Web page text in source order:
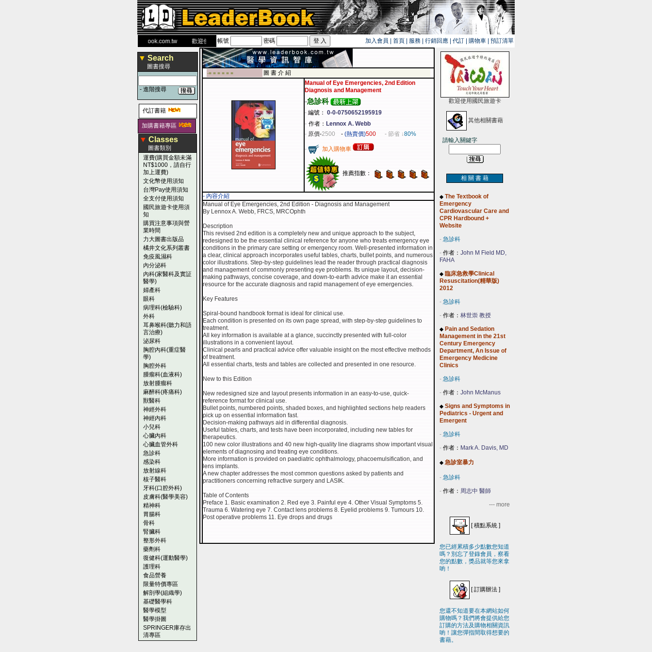
www.leaderbook.com.tw歡迎使用 國民旅遊卡！！
帳號 密碼 加入會員 首頁 服務 行銷回應 代訂 購物車 預訂清單
▼ Search
圖書搜尋
- 進階搜尋
代訂書籍
加購書籍專區
▼ Classes
圖書類別
運費(購買金額未滿
NT$1000，請自行
加上運費)
文化幣使用須知
台灣Pay使用須知
全支付使用須知
國民旅遊卡使用須
知
購買注意事項與營
業時間
力大圖書出版品
橘井文化系列叢書
免疫風濕科
內分泌科
內科(家醫科及實証
醫學)
婦產科
眼科
病理科(檢驗科)
外科
耳鼻喉科(聽力和語
言治療)
泌尿科
胸腔內科(重症醫
學)
胸腔外科
腫瘤科(血液科)
放射腫瘤科
麻醉科(疼痛科)
獸醫科
神經外科
神經內科
小兒科
心臟內科
心臟血管外科
急診科
感染科
放射線科
核子醫科
牙科(口腔外科)
皮膚科(醫學美容)
精神科
胃腸科
骨科
腎臟科
整形外科
藥劑科
復健科(運動醫學)
護理科
食品營養
限量特價專區
解剖學(組織學)
基礎醫學科
醫學模型
醫學掛圖
SPRINGER庫存出
清專區
-■ ■ ■ ■ ■ ■
圖 書 介 紹
Manual of Eye Emergencies, 2nd Edition
Diagnosis and Management
-急診科
- 編號： 0-0-0750652195919
- 作者： Lennox A. Webb
- 原價-2500 - (熱賣價)500 - 節省 ↓80%
- 加入購物車
推薦指數：
- 內容介紹
Manual of Eye Emergencies, 2nd Edition - Diagnosis and Management
By Lennox A. Webb, FRCS, MRCOphth
Description
This revised 2nd edition is a completely new and unique approach to the subject,
redesigned to be the essential clinical reference for anyone who treats emergency eye
conditions in the primary care setting or emergency room. Well-presented information in
a clear, clinical approach incorporates useful tables, charts, bullet points, and numerous
color illustrations. Step-by-step guidelines lead the reader through practical diagnosis
and management of commonly presenting eye problems. Its unique layout, decision-
making pathways, concise coverage, and down-to-earth advice make it an essential
resource for the accurate diagnosis and rapid management of eye emergencies.
Key Features
Spiral-bound handbook format is ideal for clinical use.
Each condition is presented on its own page spread, with step-by-step guidelines to
treatment.
All key information is available at a glance, succinctly presented with full-color
illustrations in a convenient layout.
Clinical pearls and practical advice offer valuable insight on the most effective methods
of treatment.
All essential charts, tests and tables are collected and presented in one resource.
New to this Edition
New redesigned size and layout presents information in an easy-to-use, quick-
reference format for clinical use.
Bullet points, numbered points, shaded boxes, and highlighted sections help readers
pick up on essential information fast.
Decision-making pathways aid in differential diagnosis.
Useful tables, charts, and tests have been incorporated, including new tables for
therapeutics.
100 new color illustrations and 40 new high-quality line diagrams show important visual
elements of diagnosing and treating eye conditions.
More information is provided on paediatric ophthalmology, phacoemulsification, and
lens implants.
A new chapter addresses the most common questions asked by patients and
practitioners concerning refractive surgery and LASIK.
Table of Contents
Preface 1. Basic examination 2. Red eye 3. Painful eye 4. Other Visual Symptoms 5.
Trauma 6. Watering eye 7. Contact lens problems 8. Eyelid problems 9. Tumours 10.
Post operative problems 11. Eye drops and drugs
歡迎使用國民旅遊卡
其他相關書藉
請輸入關鍵字
相 關 書 藉
◆ The Textbook of
Emergency
Cardiovascular Care and
CPR Hardbound +
Website
- 急診科
- 作者： John M Field MD,
FAHA
◆ 臨床急救學Clinical
Resuscitation(精華版)
2012
- 急診科
- 作者： 林世崇 教授
◆ Pain and Sedation
Management in the 21st
Century Emergency
Department, An Issue of
Emergency Medicine
Clinics
- 急診科
- 作者： John McManus
◆ Signs and Symptoms in
Pediatrics - Urgent and
Emergent
- 急診科
- 作者： Mark A. Davis, MD
◆ 急診室暴力
- 急診科
- 作者： 周志中 醫師
--- more
[積點系統 ]
您已經累積多少點數您知道
嗎？別忘了登錄會員，察看
您的點數，獎品就等您來拿
喲！
[訂購辦法]
您還不知道要在本網站如何
購物嗎？我們將會提供給您
訂購的方法及購物相關資訊
喲！讓您彈指間取得想要的
書藉。